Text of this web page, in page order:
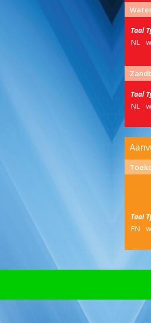
Taal
NL
Taal
NL
Taal
EN